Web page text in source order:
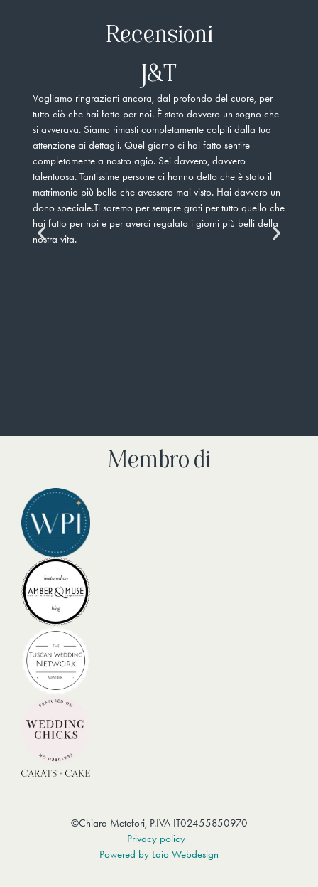
Recensioni
J&T
Vogliamo ringraziarti ancora, dal profondo del cuore, per
tutto ciò che hai fatto per noi. È stato davvero un sogno che
si avverava. Siamo rimasti completamente colpiti dalla tua
attenzione ai dettagli. Quel giorno ci hai fatto sentire
completamente a nostro agio. Sei davvero, davvero
talentuosa. Tantissime persone ci hanno detto che è stato il
matrimonio più bello che avessero mai visto. Hai davvero un
dono speciale.Ti saremo per sempre grati per tutto quello che
hai fatto per noi e per averci regalato i giorni più belli della
nostra vita.
Membro di
©Chiara Metefori, P.IVA IT02455850970
Privacy policy
Powered by Laio Webdesign